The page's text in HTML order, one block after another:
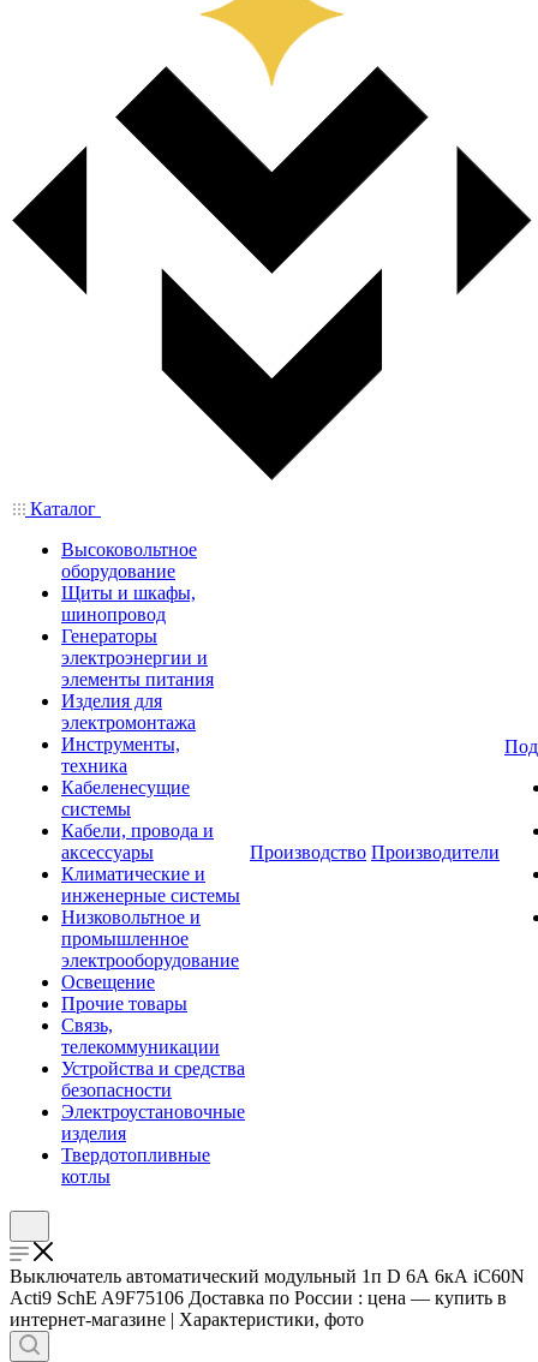
Каталог
Высоковольтное
оборудование
Щиты и шкафы,
шинопровод
Генераторы
электроэнергии и
элементы питания
Изделия для
электромонтажа
Инструменты,
техника
Кабеленесущие
системы
Кабели, провода и
аксессуары
Климатические и
инженерные системы
Низковольтное и
промышленное
электрооборудование
Освещение
Прочие товары
Связь,
телекоммуникации
Устройства и средства
безопасности
Электроустановочные
изделия
Твердотопливные
котлы
Производство Производители
Выключатель автоматический модульный 1п D 6А 6кА iC60N
Acti9 SchE A9F75106 Доставка по России : цена — купить в
интернет-магазине | Характеристики, фото